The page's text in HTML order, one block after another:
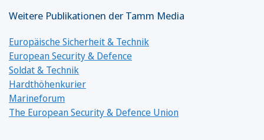
Weitere Publikationen der Tamm Media
Europäische Sicherheit & Technik
European Security & Defence
Soldat & Technik
Hardthöhenkurier
Marineforum
The European Security & Defence Union